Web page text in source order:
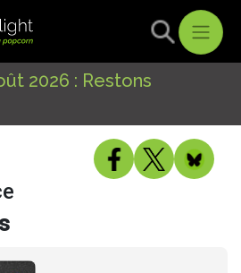
2026 : Restons